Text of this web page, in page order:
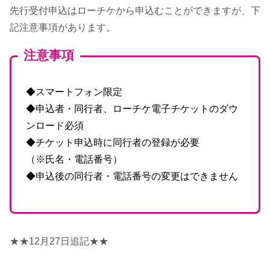
先行受付申込はローチケから申込むことができますが、下
記注意事項があります。
注意事項
◆スマートフォン限定
◆申込者・同行者、ローチケ電子チケットのダウ
ンロード必須
◆チケット申込時に同行者の登録が必要
（※氏名・電話番号）
◆申込後の同行者・電話番号の変更はできません
★★12月27日追記★★